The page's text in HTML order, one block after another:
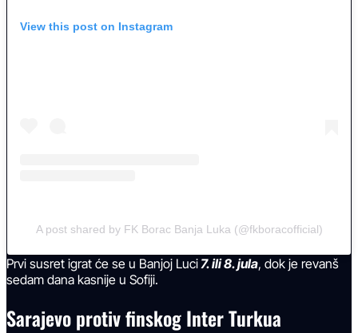
View this post on Instagram
A post shared by FK Borac Banja Luka (@fkboracofficial)
Prvi susret igrat će se u Banjoj Luci 7. ili 8. jula, dok je revanš
sedam dana kasnije u Sofiji.
Sarajevo protiv finskog Inter Turkua